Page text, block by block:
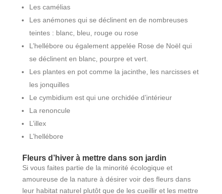
Les camélias
Les anémones qui se déclinent en de nombreuses
teintes : blanc, bleu, rouge ou rose
L’hellébore ou également appelée Rose de Noël qui
se déclinent en blanc, pourpre et vert.
Les plantes en pot comme la jacinthe, les narcisses et
les jonquilles
Le cymbidium est qui une orchidée d’intérieur
La renoncule
L’illex
L’hellébore
Fleurs d’hiver à mettre dans son jardin
Si vous faites partie de la minorité écologique et
amoureuse de la nature à désirer voir des fleurs dans
leur habitat naturel plutôt que de les cueillir et les mettre